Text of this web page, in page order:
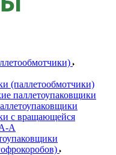
(паллетообмотчики)
паллетоупаковщики
с вращающейся
A